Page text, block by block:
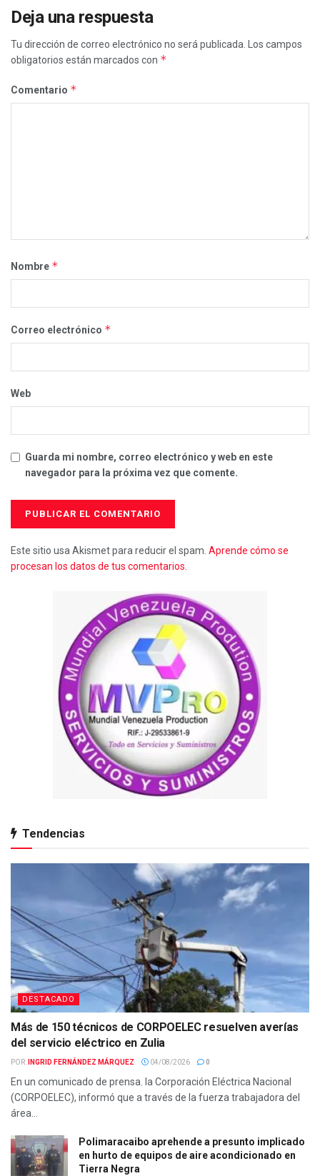
Deja una respuesta
Tu dirección de correo electrónico no será publicada.
Los campos
obligatorios están marcados con *
Comentario *
Nombre *
Correo electrónico *
Web
Guarda mi nombre, correo electrónico y web en este
navegador para la próxima vez que comente.
Este sitio usa Akismet para reducir el spam. Aprende cómo se
procesan los datos de tus comentarios.
Tendencias
DESTACADO
Más de 150 técnicos de CORPOELEC resuelven averías
del servicio eléctrico en Zulia
POR: INGRID FERNÁNDEZ MÁRQUEZ 04/08/2026 0
En un comunicado de prensa. la Corporación Eléctrica Nacional
(CORPOELEC), informó que a través de la fuerza trabajadora del
área...
Polimaracaibo aprehende a presunto implicado
en hurto de equipos de aire acondicionado en
Tierra Negra